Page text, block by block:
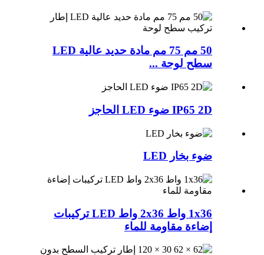
50 مم 75 مم مادة حديد عالية LED
سطح لوحة ...
IP65 2D ضوء LED الحاجز
ضوء بخار LED
1x36 واط 2x36 واط LED تركيبات
إضاءة مقاومة للماء